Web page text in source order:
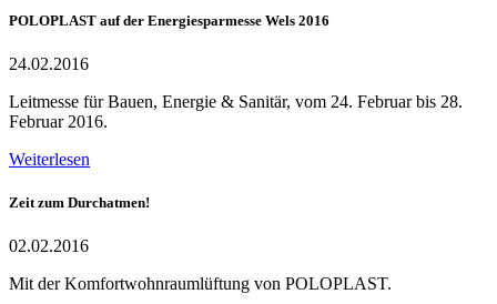
POLOPLAST auf der Energiesparmesse Wels 2016
24.02.2016
Leitmesse für Bauen, Energie & Sanitär, vom 24. Februar bis 28.
Februar 2016.
Weiterlesen
Zeit zum Durchatmen!
02.02.2016
Mit der Komfortwohnraumlüftung von POLOPLAST.